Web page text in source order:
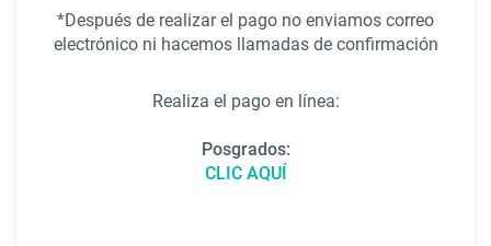
*Después de realizar el pago no enviamos correo
electrónico ni hacemos llamadas de confirmación
Realiza el pago en línea:
Posgrados:
CLIC AQUÍ